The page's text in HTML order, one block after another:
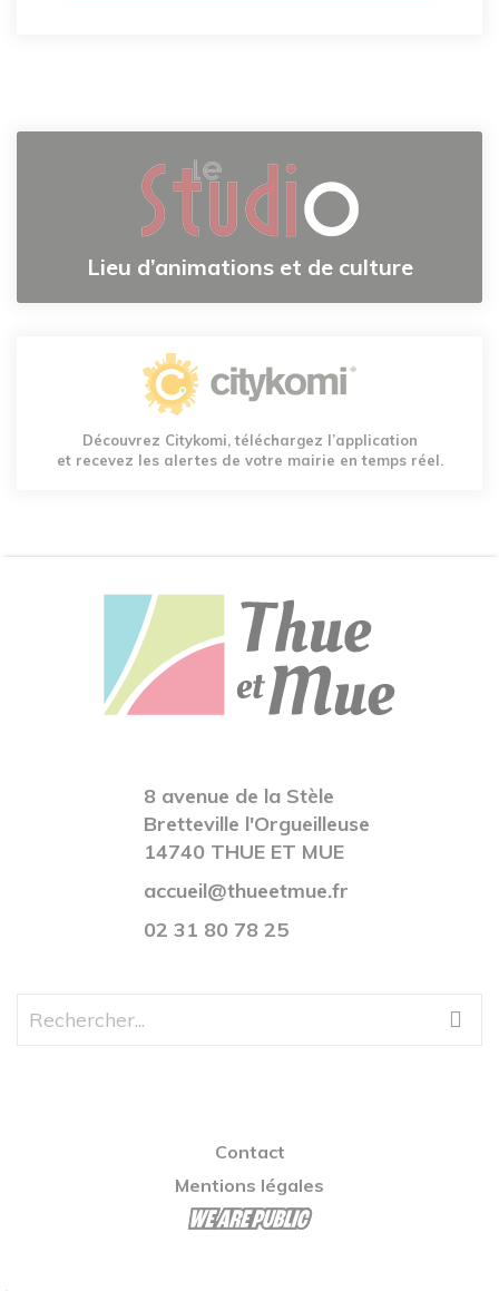
Lieu d’animations et de culture
Découvrez Citykomi, téléchargez l’application
et recevez les alertes de votre mairie en temps réel.
8 avenue de la Stèle
Bretteville l'Orgueilleuse
14740 THUE ET MUE
accueil@thueetmue.fr
02 31 80 78 25
Contact
Mentions légales